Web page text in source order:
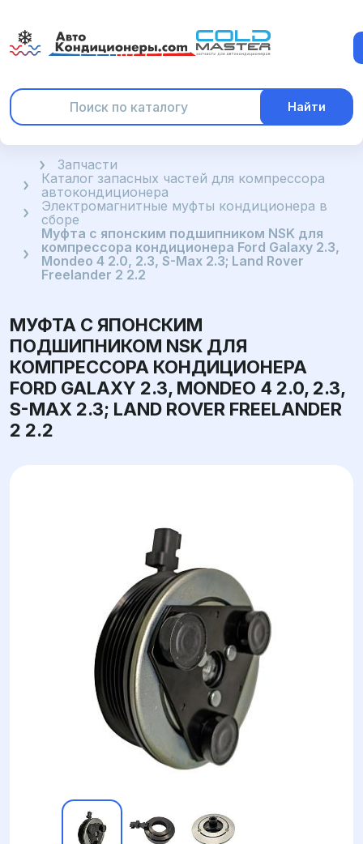
Найти
ГлавнаяЗапчасти
Каталог запасных частей для компрессора
автокондиционера
Электромагнитные муфты кондиционера в
сборе
Муфта с японским подшипником NSK для
компрессора кондиционера Ford Galaxy 2.3,
Mondeo 4 2.0, 2.3, S-Max 2.3; Land Rover
Freelander 2 2.2
МУФТА С ЯПОНСКИМ
ПОДШИПНИКОМ NSK ДЛЯ
КОМПРЕССОРА КОНДИЦИОНЕРА
FORD GALAXY 2.3, MONDEO 4 2.0, 2.3,
S-MAX 2.3; LAND ROVER FREELANDER
2 2.2